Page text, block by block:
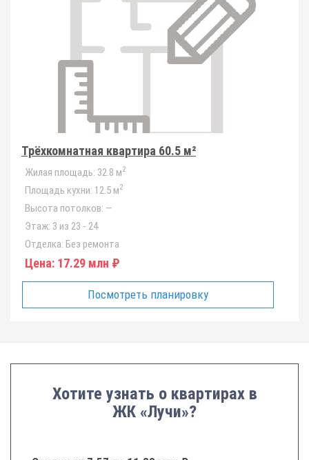
Трёхкомнатная квартира 60.5 м²
Жилая площадь: 32.8 м2
Площадь кухни: 12.5 м2
Высота потолков: —
Этаж: 3 из 23 - 24
Отделка: Без ремонта
Цена: 17.29 млн ₽
Посмотреть планировку
Хотите узнать о квартирах в
ЖК «Лучи»?